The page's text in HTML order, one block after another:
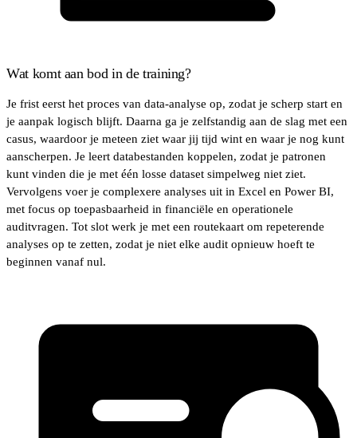
Wat komt aan bod in de training?
Je frist eerst het proces van data-analyse op, zodat je scherp start en
je aanpak logisch blijft. Daarna ga je zelfstandig aan de slag met een
casus, waardoor je meteen ziet waar jij tijd wint en waar je nog kunt
aanscherpen. Je leert databestanden koppelen, zodat je patronen
kunt vinden die je met één losse dataset simpelweg niet ziet.
Vervolgens voer je complexere analyses uit in Excel en Power BI,
met focus op toepasbaarheid in financiële en operationele
auditvragen. Tot slot werk je met een routekaart om repeterende
analyses op te zetten, zodat je niet elke audit opnieuw hoeft te
beginnen vanaf nul.